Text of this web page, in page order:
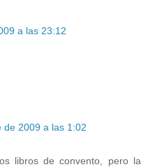
a las 23:12
de 2009 a las 1:02
libros de convento, pero la